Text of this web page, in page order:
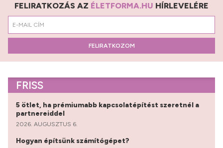
FELIRATKOZÁS AZ ÉLETFORMA.HU HÍRLEVELÉRE
FELIRATKOZOM
FRISS
5 ötlet, ha prémiumabb kapcsolatépítést szeretnél a
partnereiddel
2026. AUGUSZTUS 6.
Hogyan építsünk számítógépet?